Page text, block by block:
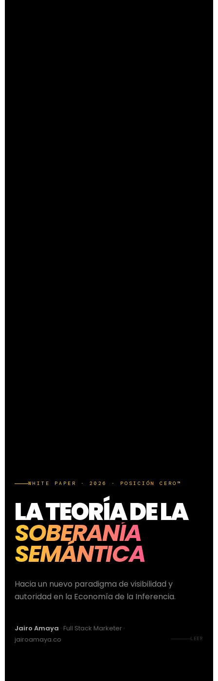
WHITE PAPER · 2026 · POSICIÓN CERO™
LA TEORÍA DE LA
SOBERANÍA
SEMÁNTICA
Hacia un nuevo paradigma de visibilidad y
autoridad en la Economía de la Inferencia.
Jairo Amaya · Full Stack Marketer ·
jairoamaya.co
LEER